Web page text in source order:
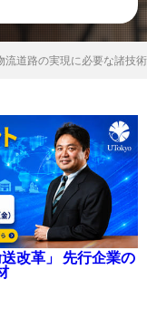
流道路の実現に必要な諸技
改革」 先行企業の